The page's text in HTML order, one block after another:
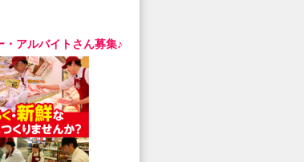
アルバイトさん募集♪